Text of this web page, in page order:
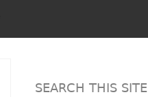
SEARCH THIS SITE